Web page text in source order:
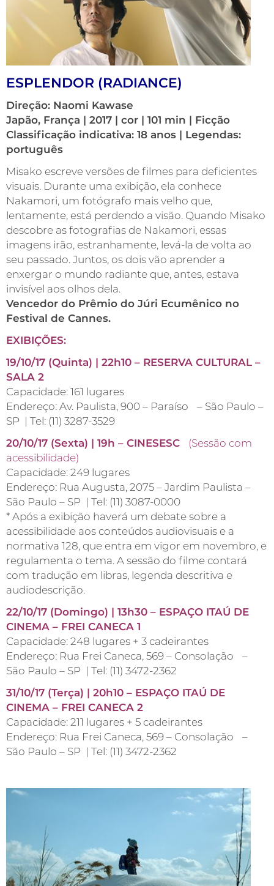
ESPLENDOR (RADIANCE)
Direção: Naomi Kawase
Japão, França | 2017 | cor | 101 min | Ficção
Classificação indicativa: 18 anos | Legendas:
português
Misako escreve versões de filmes para deficientes
visuais. Durante uma exibição, ela conhece
Nakamori, um fotógrafo mais velho que,
lentamente, está perdendo a visão. Quando Misako
descobre as fotografias de Nakamori, essas
imagens irão, estranhamente, levá-la de volta ao
seu passado. Juntos, os dois vão aprender a
enxergar o mundo radiante que, antes, estava
invisível aos olhos dela.
Vencedor do Prêmio do Júri Ecumênico no
Festival de Cannes.
EXIBIÇÕES:
19/10/17 (Quinta) | 22h10 – RESERVA CULTURAL –
SALA 2
Capacidade: 161 lugares
Endereço: Av. Paulista, 900 – Paraíso – São Paulo –
SP | Tel: (11) 3287-3529
20/10/17 (Sexta) | 19h – CINESESC
(Sessão com
acessibilidade)
Capacidade: 249 lugares
Endereço: Rua Augusta, 2075 – Jardim Paulista –
São Paulo – SP | Tel: (11) 3087-0000
* Após a exibição haverá um debate sobre a
acessibilidade aos conteúdos audiovisuais e a
normativa 128, que entra em vigor em novembro, e
regulamenta o tema. A sessão do filme contará
com tradução em libras, legenda descritiva e
audiodescrição.
22/10/17 (Domingo) | 13h30 – ESPAÇO ITAÚ DE
CINEMA – FREI CANECA 1
Capacidade: 248 lugares + 3 cadeirantes
Endereço: Rua Frei Caneca, 569 – Consolação –
São Paulo – SP | Tel: (11) 3472-2362
31/10/17 (Terça) | 20h10 – ESPAÇO ITAÚ DE
CINEMA – FREI CANECA 2
Capacidade: 211 lugares + 5 cadeirantes
Endereço: Rua Frei Caneca, 569 – Consolação –
São Paulo – SP | Tel: (11) 3472-2362